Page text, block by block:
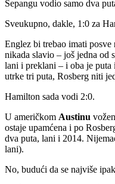
Sepangu vodio samo dva
Sveukupno, dakle, 1:0 za
Englez bi trebao imati posve
nikada slavio – još jedna od
lani i preklani – i oba je
utrke tri puta, Rosberg niti
Hamilton sada vodi 2:0.
U američkom Austinu
ostaje upamćena i po
dva puta, lani i 2014.
lani).
No, budući da se najviše